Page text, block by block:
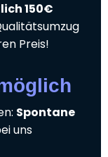
150€
Preis!
Spontane
uns